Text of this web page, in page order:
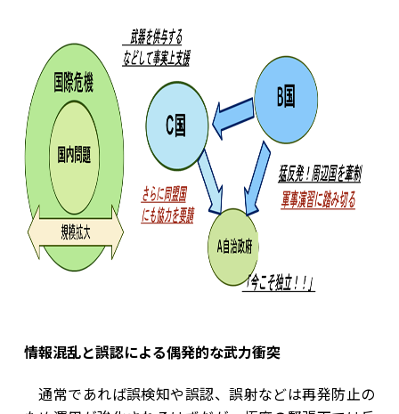
情報混乱と誤認による偶発的な武力衝突
通常であれば誤検知や誤認、誤射などは再発防止の